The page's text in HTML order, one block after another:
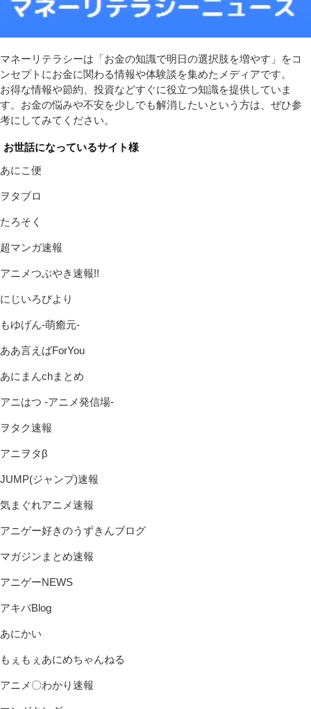
マネーリテラシーは「お金の知識で明日の選択肢を増やす」をコ
ンセプトにお金に関わる情報や体験談を集めたメディアです。
お得な情報や節約、投資などすぐに役立つ知識を提供していま
す。お金の悩みや不安を少しでも解消したいという方は、ぜひ参
考にしてみてください。
お世話になっているサイト様
あにこ便
ヲタブロ
たろそく
超マンガ速報
アニメつぶやき速報!!
にじいろびより
もゆげん-萌癒元-
ああ言えばForYou
あにまんchまとめ
アニはつ -アニメ発信場-
ヲタク速報
アニヲタβ
JUMP(ジャンプ)速報
気まぐれアニメ速報
アニゲー好きのうずきんブログ
マガジンまとめ速報
アニゲーNEWS
アキバBlog
あにかい
もぇもぇあにめちゃんねる
アニメ〇わかり速報